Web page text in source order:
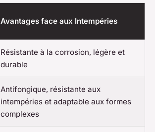
Avantages face aux Intempéries
Résistante à la corrosion, légère et
durable
Antifongique, résistante aux
intempéries et adaptable aux formes
complexes